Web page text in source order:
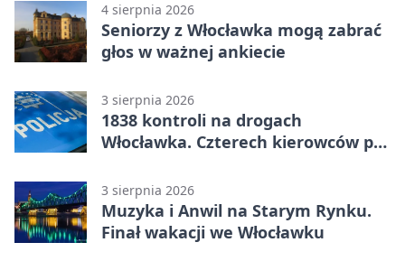
4 sierpnia 2026
Seniorzy z Włocławka mogą zabrać
głos w ważnej ankiecie
3 sierpnia 2026
1838 kontroli na drogach
Włocławka. Czterech kierowców po
3 sierpnia 2026
Muzyka i Anwil na Starym Rynku.
Finał wakacji we Włocławku